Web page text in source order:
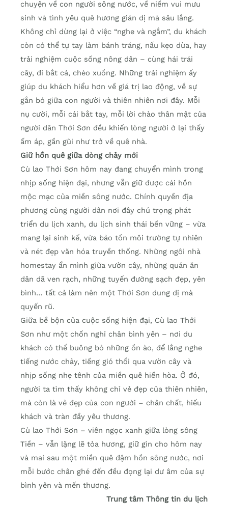
chuyện về con người sông nước, về niềm vui mưu
sinh và tình yêu quê hương giản dị mà sâu lắng.
Không chỉ dừng lại ở việc “nghe và ngắm”, du khách
còn có thể tự tay làm bánh tráng, nấu kẹo dừa, hay
trải nghiệm cuộc sống nông dân – cùng hái trái
cây, đi bắt cá, chèo xuồng. Những trải nghiệm ấy
giúp du khách hiểu hơn về giá trị lao động, về sự
gắn bó giữa con người và thiên nhiên nơi đây. Mỗi
nụ cười, mỗi cái bắt tay, mỗi lời chào thân mật của
người dân Thới Sơn đều khiến lòng người ở lại thấy
ấm áp, gần gũi như trở về quê nhà.
Giữ hồn quê giữa dòng chảy mới
Cù lao Thới Sơn hôm nay đang chuyển mình trong
nhịp sống hiện đại, nhưng vẫn giữ được cái hồn
mộc mạc của miền sông nước. Chính quyền địa
phương cùng người dân nơi đây chú trọng phát
triển du lịch xanh, du lịch sinh thái bền vững – vừa
mang lại sinh kế, vừa bảo tồn môi trường tự nhiên
và nét đẹp văn hóa truyền thống. Những ngôi nhà
homestay ẩn mình giữa vườn cây, những quán ăn
dân dã ven rạch, những tuyến đường sạch đẹp, yên
bình… tất cả làm nên một Thới Sơn dung dị mà
quyến rũ.
Giữa bề bộn của cuộc sống hiện đại, Cù lao Thới
Sơn như một chốn nghỉ chân bình yên – nơi du
khách có thể buông bỏ những ồn ào, để lắng nghe
tiếng nước chảy, tiếng gió thổi qua vườn cây và
nhịp sống nhẹ tênh của miền quê hiền hòa. Ở đó,
người ta tìm thấy không chỉ vẻ đẹp của thiên nhiên,
mà còn là vẻ đẹp của con người – chân chất, hiếu
khách và tràn đầy yêu thương.
Cù lao Thới Sơn – viên ngọc xanh giữa lòng sông
Tiền – vẫn lặng lẽ tỏa hương, giữ gìn cho hôm nay
và mai sau một miền quê đậm hồn sông nước, nơi
mỗi bước chân ghé đến đều đọng lại dư âm của sự
bình yên và mến thương.
Trung tâm Thông tin du lịch